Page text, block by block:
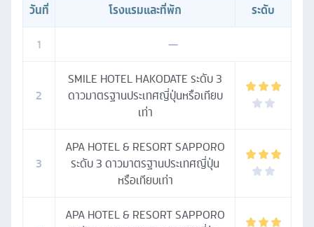
วันที่ โรงแรมและที่พัก
ระดับ
1
—
2
SMILE HOTEL HAKODATE ระดับ 3
ดาวมาตรฐานประเทศญี่ปุ่นหรือเทียบ
เท่า
3
APA HOTEL & RESORT SAPPORO
ระดับ 3 ดาวมาตรฐานประเทศญี่ปุ่น
หรือเทียบเท่า
APA HOTEL & RESORT SAPPORO